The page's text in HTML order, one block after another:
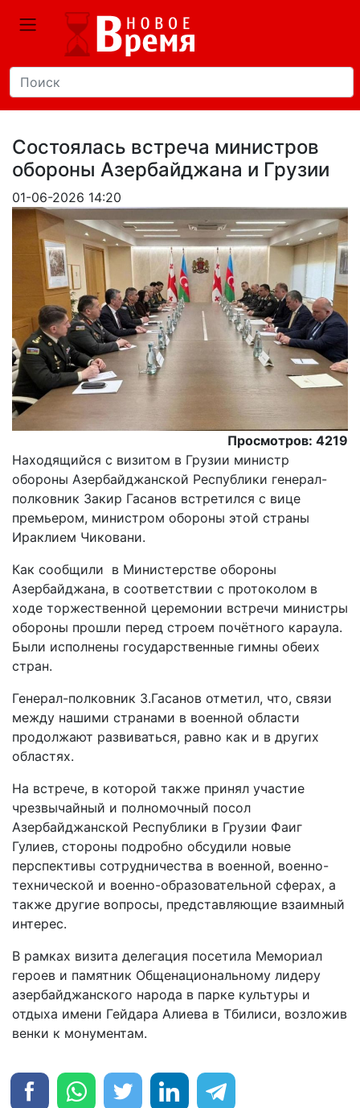
Состоялась встреча министров
обороны Азербайджана и Грузии
01-06-2026 14:20
Просмотров: 4219
Находящийся с визитом в Грузии министр
обороны Азербайджанской Республики генерал-
полковник Закир Гасанов встретился с вице
премьером, министром обороны этой страны
Ираклием Чиковани.
Как сообщили в Министерстве обороны
Азербайджана, в соответствии с протоколом в
ходе торжественной церемонии встречи министры
обороны прошли перед строем почётного караула.
Были исполнены государственные гимны обеих
стран.
Генерал-полковник З.Гасанов отметил, что, связи
между нашими странами в военной области
продолжают развиваться, равно как и в других
областях.
На встрече, в которой также принял участие
чрезвычайный и полномочный посол
Азербайджанской Республики в Грузии Фаиг
Гулиев, стороны подробно обсудили новые
перспективы сотрудничества в военной, военно-
технической и военно-образовательной сферах, а
также другие вопросы, представляющие взаимный
интерес.
В рамках визита делегация посетила Мемориал
героев и памятник Общенациональному лидеру
азербайджанского народа в парке культуры и
отдыха имени Гейдара Алиева в Тбилиси, возложив
венки к монументам.